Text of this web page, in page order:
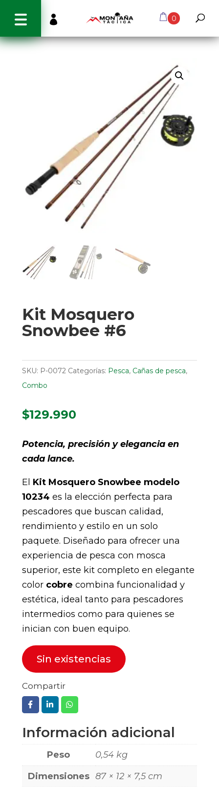
0

Kit Mosquero
Snowbee #6
SKU: P-0072 Categorías: Pesca, Cañas de pesca,
Combo
$129.990
Potencia, precisión y elegancia en
cada lance.
El Kit Mosquero Snowbee modelo
10234 es la elección perfecta para
pescadores que buscan calidad,
rendimiento y estilo en un solo
paquete. Diseñado para ofrecer una
experiencia de pesca con mosca
superior, este kit completo en elegante
color cobre combina funcionalidad y
estética, ideal tanto para pescadores
intermedios como para quienes se
inician con buen equipo.
Sin existencias
Compartir
Información adicional
Peso
0,54 kg
Dimensiones 87 × 12 × 7,5 cm